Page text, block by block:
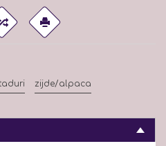
zijde/alpaca